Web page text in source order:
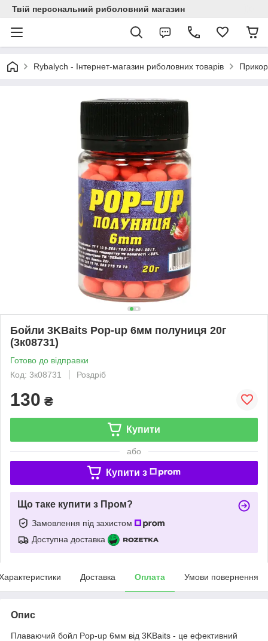
Твій персональний риболовний магазин
Rybalych - Інтернет-магазин риболовних товарів
Бойли 3KBaits Pop-up 6мм полуниця 20г
(3к08731)
Готово до відправки
Код: 3к08731
Роздріб
130 ₴
Купити
або
Купити з
Що таке купити з Пром?
Замовлення під захистом
Доступна доставка
Доставка Оплата Умови повернення
Опис
Плаваючий бойл Pop-up 6мм від 3KBaits - це ефективний